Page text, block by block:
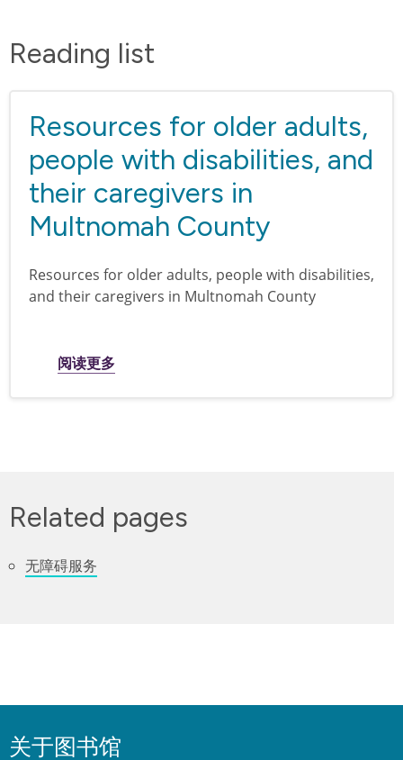
Reading list
Resources for older adults,
people with disabilities, and
their caregivers in
Multnomah County
Resources for older adults, people with disabilities,
and their caregivers in Multnomah County
阅读更多关于 Resources for older adults, people
Related pages
无障碍服务
关于图书馆